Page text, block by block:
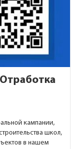
кампании,
школ,
в нашем